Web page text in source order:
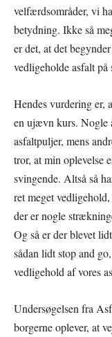
velfærdsområder, vi
betydning. Ikke så
er det, at det
vedligeholde asfalt
Hendes vurdering er,
en ujævn kurs. Nogle
asfaltpuljer, mens
tror, at min oplevelse
svingende. Altså så
ret meget
der er nogle
Og så er der blevet
sådan lidt stop and
vedligehold af vores
Undersøgelsen fra
borgerne oplever, at